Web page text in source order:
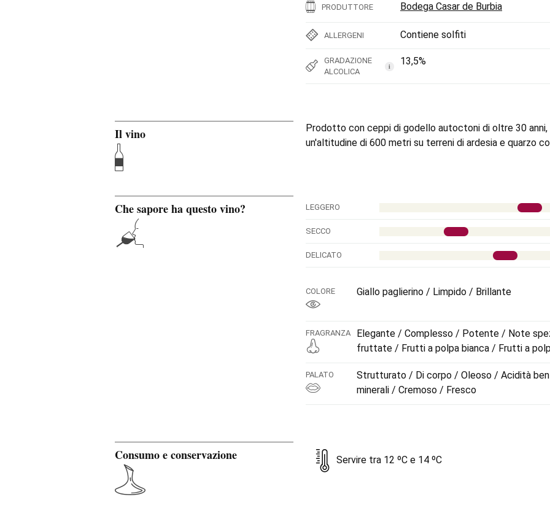
PRODUTTORE Bodega Casar de Burbia
ALLERGENI Contiene solfiti
GRADAZIONE
ALCOLICA
i 13,5%
Il vino
Prodotto con ceppi di godello autoctoni di oltre 30
un'altitudine di 600 metri su terreni di ardesia e quarzo
Che sapore ha questo vino? LEGGERO
SECCO
DELICATO
COLORE Giallo paglierino / Limpido / Brillante
FRAGRANZA
Elegante / Complesso / Potente / Note
fruttate / Frutti a polpa bianca / Frutti a
PALATO
Strutturato / Di corpo / Oleoso / Acidità
minerali / Cremoso / Fresco
Consumo e conservazione Servire tra 12 ºC e 14 ºC